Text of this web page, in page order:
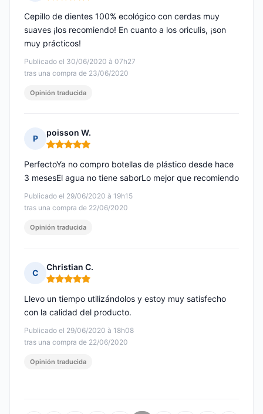
Publicado el 30/06/2020 à 07h27
tras una compra de 23/06/2020
Cepillo de dientes 100% ecológico con cerdas muy
suaves ¡los recomiendo! En cuanto a los oriculis, ¡son
muy prácticos!
Opinión traducida
P
poisson W.
Nota: 5 de 5
Publicado el 29/06/2020 à 19h15
tras una compra de 22/06/2020
PerfectoYa no compro botellas de plástico desde hace
3 mesesEl agua no tiene saborLo mejor que recomiendo
Opinión traducida
C
Christian C.
Nota: 5 de 5
Publicado el 29/06/2020 à 18h08
tras una compra de 22/06/2020
Llevo un tiempo utilizándolos y estoy muy satisfecho
con la calidad del producto.
Opinión traducida